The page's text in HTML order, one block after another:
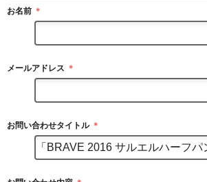
お名前 ＊
メールアドレス ＊
お問い合わせタイトル ＊